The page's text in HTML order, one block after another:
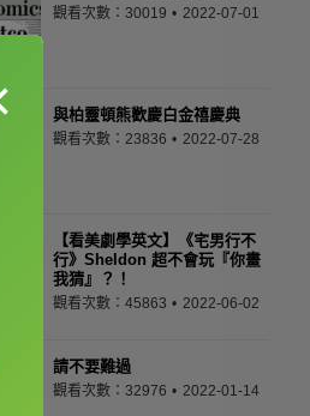
觀看次數：30019 2022-07-01
與柏靈頓熊歡慶白金禧慶典
觀看次數：23836 2022-07-28
【看美劇學英文】《宅男行不
行》Sheldon 超不會玩『你畫
我猜』？！
觀看次數：45863 2022-06-02
請不要難過
觀看次數：32976 2022-01-14